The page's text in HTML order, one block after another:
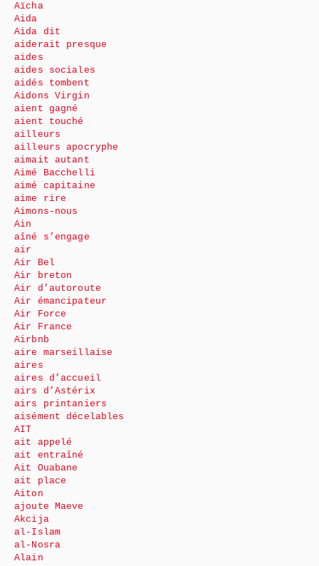
Aïcha
Aida
Aida dit
aiderait presque
aides
aides sociales
aidés tombent
Aidons Virgin
aient gagné
aient touché
ailleurs
ailleurs apocryphe
aimait autant
Aimé Bacchelli
aimé capitaine
aime rire
Aimons-nous
Ain
aîné s’engage
air
Air Bel
Air breton
Air d’autoroute
Air émancipateur
Air Force
Air France
Airbnb
aire marseillaise
aires
aires d’accueil
airs d’Astérix
airs printaniers
aisément décelables
AIT
ait appelé
ait entraîné
Ait Ouabane
ait place
Aiton
ajoute Maeve
Akcija
al-Islam
al-Nosra
Alain